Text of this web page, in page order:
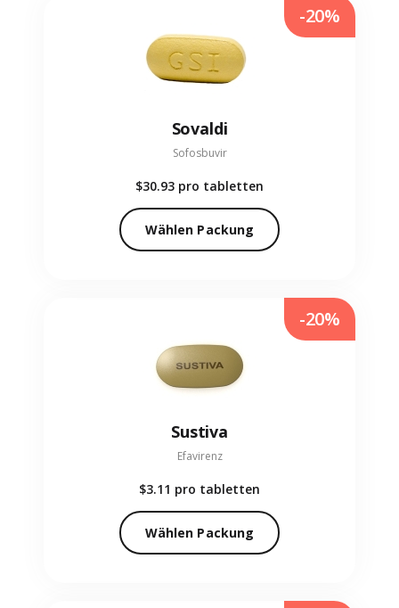
Sovaldi
Sofosbuvir
$30.93 pro tabletten
Wählen Packung
-20%
Sustiva
Efavirenz
$3.11 pro tabletten
Wählen Packung
-20%